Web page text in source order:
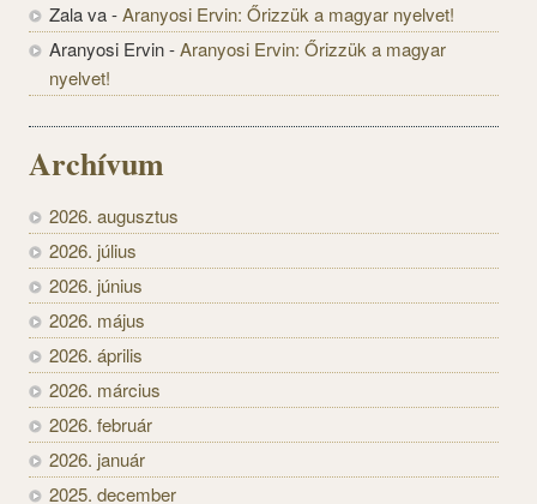
Zala va-Aranyosi Ervin: Őrizzük a magyar nyelvet!
Aranyosi Ervin-Aranyosi Ervin: Őrizzük a magyar
nyelvet!
Archívum
2026. augusztus
2026. július
2026. június
2026. május
2026. április
2026. március
2026. február
2026. január
2025. december